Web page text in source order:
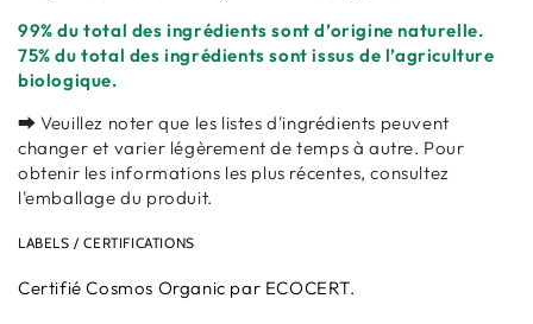
99% du total des ingrédients sont d’origine naturelle.
75% du total des ingrédients sont issus de l’agriculture
biologique.
⮕ Veuillez noter que les listes d'ingrédients peuvent
changer et varier légèrement de temps à autre. Pour
obtenir les informations les plus récentes, consultez
l'emballage du produit.
LABELS / CERTIFICATIONS
Certifié Cosmos Organic par ECOCERT.